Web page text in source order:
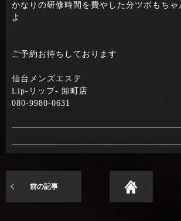
かなりの研修時間を費やした分ツボもちゃ
よ
ご予約お待ちしております
仙台メンズエステ
Lip-リップ- 卸町店
080-9980-0631
前の記事